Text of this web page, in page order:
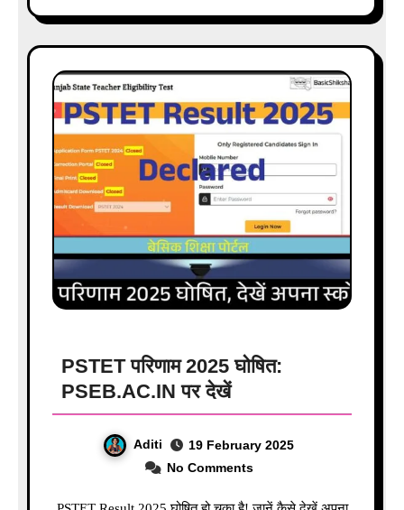
PSTET परिणाम 2025 घोषित:
PSEB.AC.IN पर देखें
Aditi
19 February 2025
No Comments